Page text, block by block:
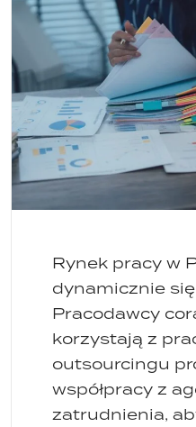
Rynek pracy w
dynamicznie
Pracodawcy
korzystają z
outsourcingu
współpracy z
zatrudnienia,